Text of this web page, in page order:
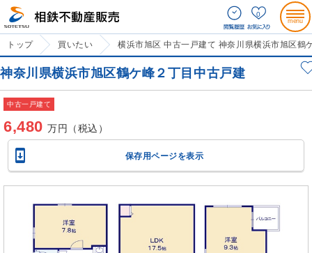
0
トップ 買いたい 横浜市旭区 中古一戸建て 神奈川県横浜市旭区鶴
神奈川県横浜市旭区鶴ケ峰２丁目中古戸建
中古一戸建て
6,480万円（税込）
 保存用ページを表示